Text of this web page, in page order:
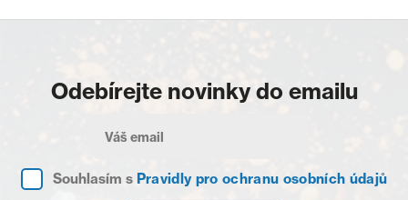
Odebírejte novinky do emailu
Souhlasím s Pravidly pro ochranu osobních údajů